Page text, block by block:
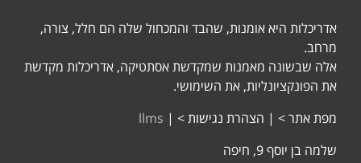
אדריכלות היא אומנות, שהבד והמכחול שלה הם חלל, צורה,
מרחב.
אלה שבשונה מאמנות שמקדשת אסתטיקה, אדריכלות מקדשת
את הפונקציונליות, את השימושי.
מפת אתר > | הצהרת נגישות > |
llms
שלמה בן יוסף 9, חיפה